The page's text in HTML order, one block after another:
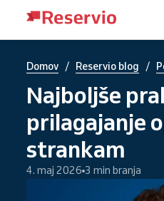
Domov / Reservio blog /
Najboljše
prilagajanje
strankam
4. maj 2026 3 min branja